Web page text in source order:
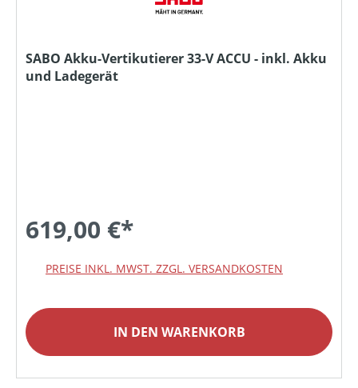
SABO Akku-Vertikutierer 33-V ACCU - inkl. Akku
und Ladegerät
619,00 €*
PREISE INKL. MWST. ZZGL. VERSANDKOSTEN
IN DEN WARENKORB